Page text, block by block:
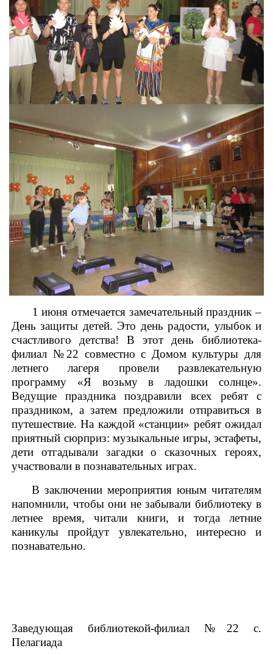
1 июня отмечается замечательный праздник –
День защиты детей. Это день радости, улыбок и
счастливого детства! В этот день библиотека-
филиал №22 совместно с Домом культуры для
летнего лагеря провели развлекательную
программу «Я возьму в ладошки солнце».
Ведущие праздника поздравили всех ребят с
праздником, а затем предложили отправиться в
путешествие. На каждой «станции» ребят ожидал
приятный сюрприз: музыкальные игры, эстафеты,
дети отгадывали загадки о сказочных героях,
участвовали в познавательных играх.
В заключении мероприятия юным читателям
напомнили, чтобы они не забывали библиотеку в
летнее время, читали книги, и тогда летние
каникулы пройдут увлекательно, интересно и
познавательно.
Заведующая библиотекой-филиал №22 с.
Пелагиада